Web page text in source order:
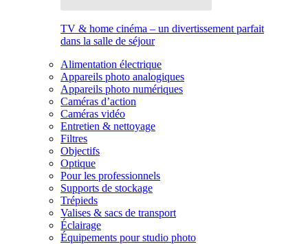
TV & home cinéma – un divertissement parfait
dans la salle de séjour
Alimentation électrique
Appareils photo analogiques
Appareils photo numériques
Caméras d’action
Caméras vidéo
Entretien & nettoyage
Filtres
Objectifs
Optique
Pour les professionnels
Supports de stockage
Trépieds
Valises & sacs de transport
Éclairage
Équipements pour studio photo